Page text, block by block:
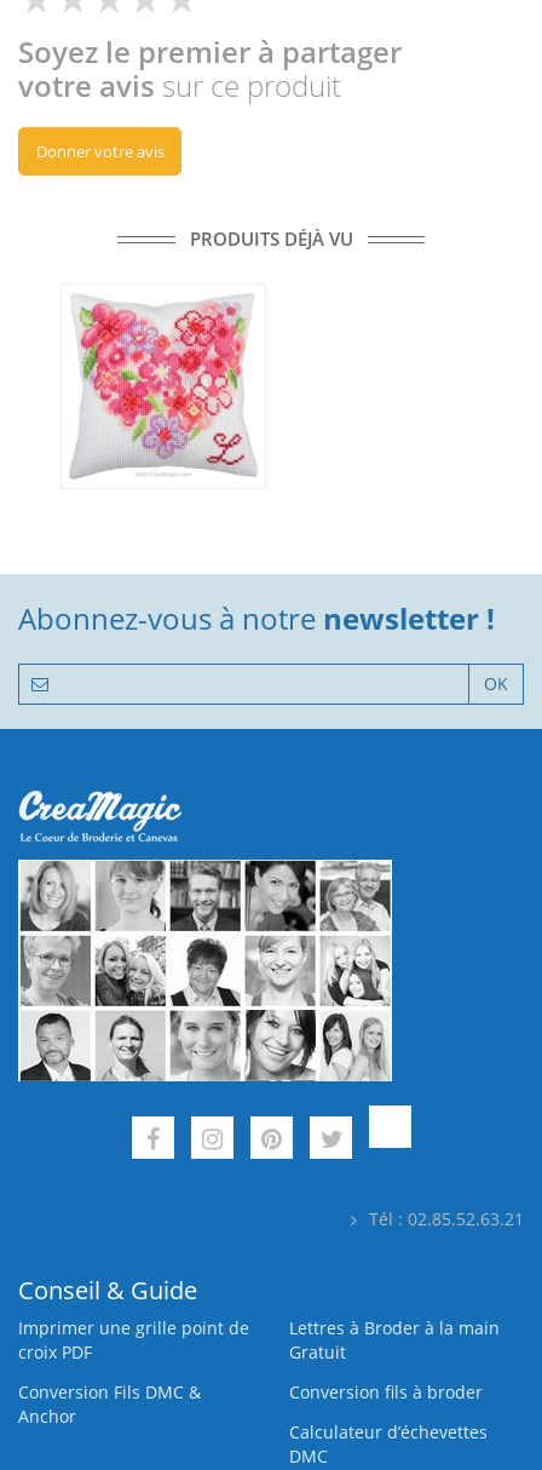
Soyez le premier à partager
votre avis sur ce produit
Donner votre avis
PRODUITS DÉJÀ VU
Abonnez-vous à notre newsletter !
OK
Tél : 02.85.52.63.21
Conseil & Guide
Imprimer une grille point de
croix PDF
Lettres à Broder à la main
Gratuit
Conversion Fils DMC &
Anchor
Conversion fils à broder
Calculateur d’échevettes
DMC